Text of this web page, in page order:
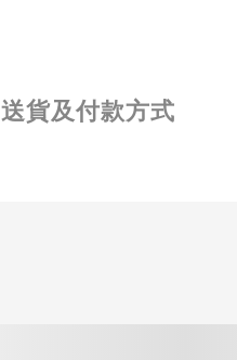
送貨及付款方式